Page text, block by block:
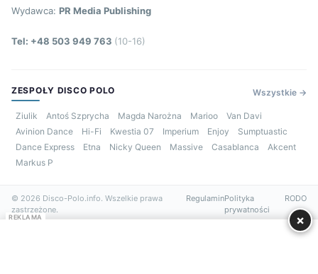
Wydawca: PR Media Publishing
Tel: +48 503 949 763 (10-16)
ZESPOŁY DISCO POLO Wszystkie →
Ziulik Antoś Szprycha Magda Narożna Marioo
Van Davi
Avinion Dance
Hi-Fi Kwestia 07 Imperium Enjoy
Sumptuastic
Dance Express
Etna Nicky Queen Massive Casablanca
Akcent
Markus P
© 2026 Disco-Polo.info. Wszelkie prawa
zastrzeżone.
RegulaminPolityka
prywatności
RODO
REKLAMA ×